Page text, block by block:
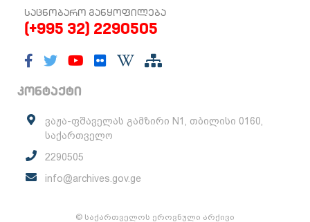
ᲡᲐᲪᲜᲝᲑᲐᲠᲝ ᲒᲐᲜᲧᲝᲤᲘᲚᲔᲑᲐ
(+995 32) 2290505
კონტაქტი
ვაჟა-ფშაველას გამზირი N1, თბილისი 0160,
საქართველო
2290505
info@archives.gov.ge
© საქართველოს ეროვნული არქივი